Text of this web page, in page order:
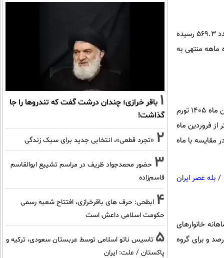
به گزارش عصرایران به نقل از مرکز آمار، در فروردین ماه 1405 شاخص قیمت مصرف کننده خانوارهای کشور به عدد 569.3 رسیده
درصد افزایش و در دوازده ماهه منتهی به
منظور از تورم نقطه به نقطه، درصد تغییر عدد شاخص قیمت نسبت به ماه مشابه سال قبل می‌باشد. در فروردین ماه 1405 تورم
یعنی خانوارهای کشور به طور میانگین، 73.5 درصد بیشتر از فروردین ماه
خرید یک «مجموعه کالاها و خدمات یکسان» هزینه کرده­اند. تورم نقطه به نقطه فروردین ماه 1405 در مقایسه با ماه
/ بله عصر ایران
شاخص قیمت، نسبت به ماه قبل می‌باشد. در فروردین ماه 1405 تورم ماهانه خانوارهای
درصد بوده است. تورم ماهانه برای گروه‌های عمده «خوراکی‌ها، آشامیدنی‌ها و دخانیات»، 5.6 درصد و برای گروه
1 باقر خرازی؛ چندان درشت گفت که تندروها را جا
گذاشت!
2 «تجرد قطعی»، انتخابی جدید برای سبک زندگی
3 حضور محمدجواد ظریف در مراسم تشییع ابوالقاسم
قاسم‌زاده
4 ابطحی: حرف های باقرخرازی، افتتاح شعبه رسمی
حکومت اسلامی داعش است
5 تاسیس ناتو اسلامی توسط عربستان سعودی، ترکیه و
پاکستان / علت: ایران